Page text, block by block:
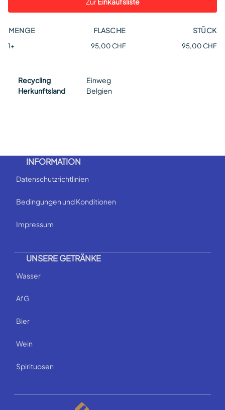
MENGE FLASCHE STÜCK
1+ 95,00 CHF 95,00 CHF
Recycling
Einweg
Herkunftsland
Belgien
INFORMATION
Datenschutzrichtlinien
Bedingungen und Konditionen
Impressum
UNSERE GETRÄNKE
Wasser
AfG
Bier
Wein
Spirituosen